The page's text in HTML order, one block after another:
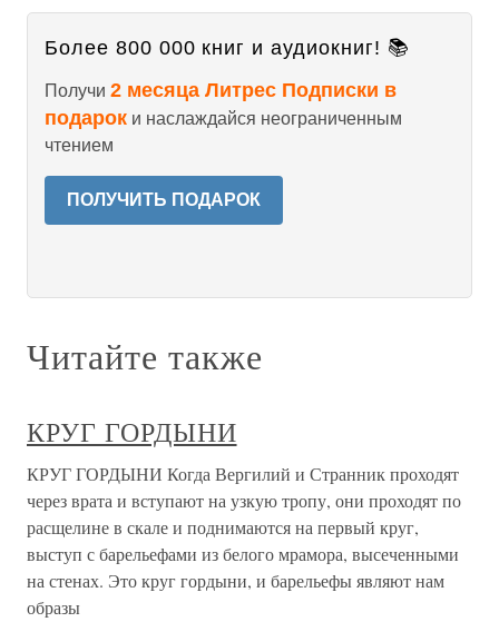
Более 800 000 книг и аудиокниг! 📚
Получи 2 месяца Литрес Подписки в
подарок и наслаждайся неограниченным
чтением
ПОЛУЧИТЬ ПОДАРОК
Читайте также
КРУГ ГОРДЫНИ
КРУГ ГОРДЫНИ Когда Вергилий и Странник проходят
через врата и вступают на узкую тропу, они проходят по
расщелине в скале и поднимаются на первый круг,
выступ с барельефами из белого мрамора, высеченными
на стенах. Это круг гордыни, и барельефы являют нам
образы